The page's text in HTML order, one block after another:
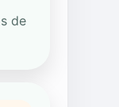
de